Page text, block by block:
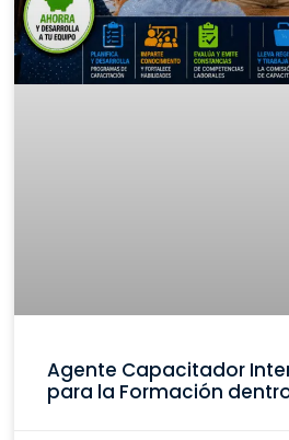
Agente Capacitador
para la Formación